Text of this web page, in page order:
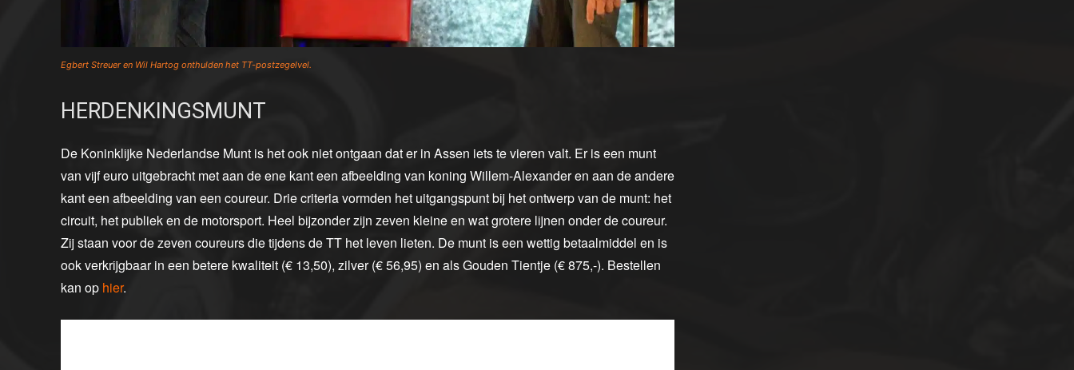
Egbert Streuer en Wil Hartog onthulden het TT-postzegelvel.
HERDENKINGSMUNT
De Koninklijke Nederlandse Munt is het ook niet ontgaan dat er in Assen iets te vieren valt. Er is een munt
van vijf euro uitgebracht met aan de ene kant een afbeelding van koning Willem-Alexander en aan de andere
kant een afbeelding van een coureur. Drie criteria vormden het uitgangspunt bij het ontwerp van de munt: het
circuit, het publiek en de motorsport. Heel bijzonder zijn zeven kleine en wat grotere lijnen onder de coureur.
Zij staan voor de zeven coureurs die tijdens de TT het leven lieten. De munt is een wettig betaalmiddel en is
ook verkrijgbaar in een betere kwaliteit (€ 13,50), zilver (€ 56,95) en als Gouden Tientje (€ 875,-). Bestellen
kan op hier.